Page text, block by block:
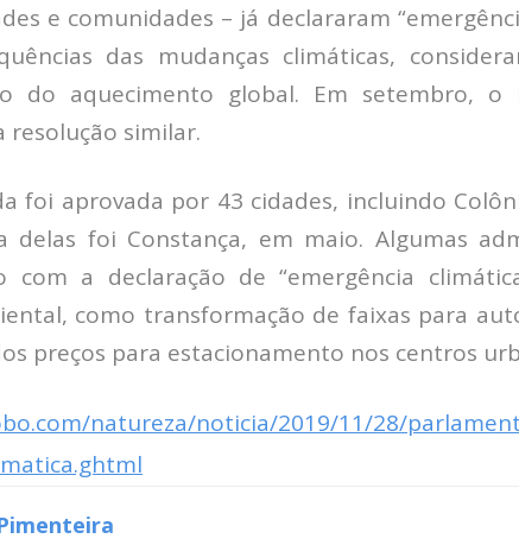
e comunidades – já declararam
das mudanças climáticas,
do aquecimento global. Em setembro, o
resolução similar.
foi aprovada por 43 cidades, incluindo
delas foi Constança, em maio. Algumas
com a declaração de “emergência
como transformação de faixas para
preços para estacionamento nos centros
natureza/noticia/2019/11/28/